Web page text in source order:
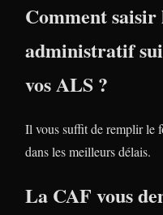
Comment
administratif
vos ALS ?
Il vous suffit de remplir le
dans les meilleurs délais.
La CAF vous